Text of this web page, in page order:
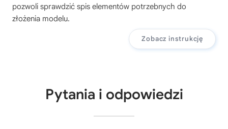
pozwoli sprawdzić spis elementów potrzebnych do
złożenia modelu.
Zobacz instrukcję
Pytania i odpowiedzi